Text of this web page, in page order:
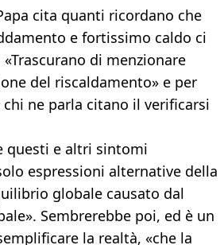
cita quanti ricordano che
e fortissimo caldo ci
di menzionare
del riscaldamento» e per
ne parla citano il verificarsi
questi e altri sintomi
espressioni alternative della
globale causato dal
Sembrerebbe poi, ed è un
la realtà, «che la